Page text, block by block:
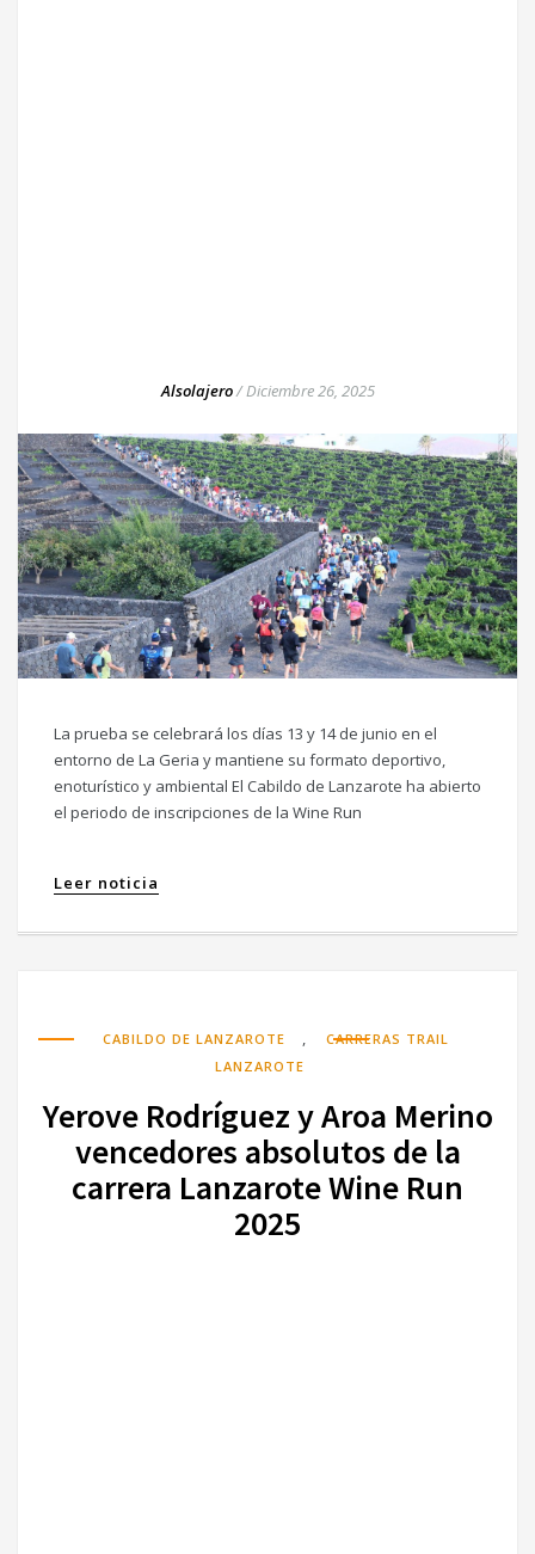
Alsolajero/Diciembre 26, 2025
La prueba se celebrará los días 13 y 14 de junio en el
entorno de La Geria y mantiene su formato deportivo,
enoturístico y ambiental El Cabildo de Lanzarote ha abierto
el periodo de inscripciones de la Wine Run
Leer noticia
CABILDO DE LANZAROTE ,
CARRERAS TRAIL
LANZAROTE
Yerove Rodríguez y Aroa Merino
vencedores absolutos de la
carrera Lanzarote Wine Run
2025